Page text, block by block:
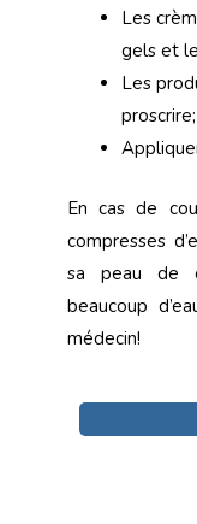
Les
gels et
Les
proscrire;
En cas de
compresses
sa peau de
beaucoup
médecin!